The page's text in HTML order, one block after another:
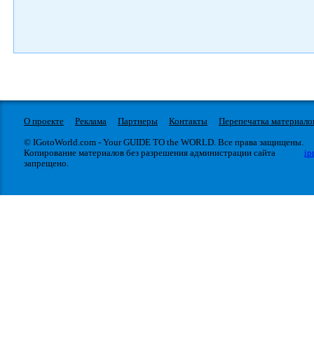
О проекте Реклама Партнеры Контакты
Перепечатка
© IGotoWorld.com - Your GUIDE TO the WORLD. Все права защищены.
Копирование материалов без разрешения администрации сайта
запрещено.